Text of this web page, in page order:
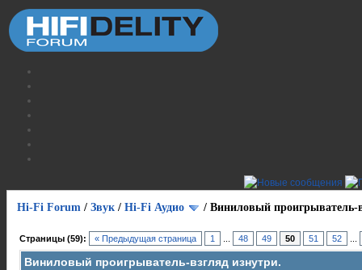
Hi-Fi Forum / Звук / Hi-Fi Аудио / Виниловый проигрыватель-
Страницы (59): « Предыдущая страница 1 48 49 50 51 52
Виниловый проигрыватель-взгляд изнутри.